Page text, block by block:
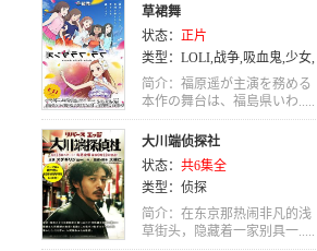
草裙舞
状态： 正片
类型： LOLI,战争,吸血鬼,少女,
职业,日语
简介：福原遥が主演を務める
本作の舞台は、福島県いわ.....
大川端侦探社
状态： 共6集全
类型： 侦探
简介：在东京那热闹非凡的浅
草街头，隐藏着一家别具一.....